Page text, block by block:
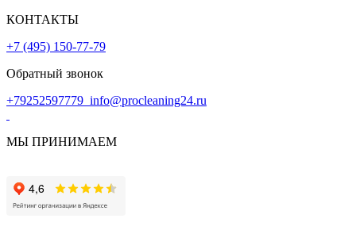
КОНТАКТЫ
+7 (495) 150-77-79
Обратный звонок
+79252597779 info@procleaning24.ru
МЫ ПРИНИМАЕМ